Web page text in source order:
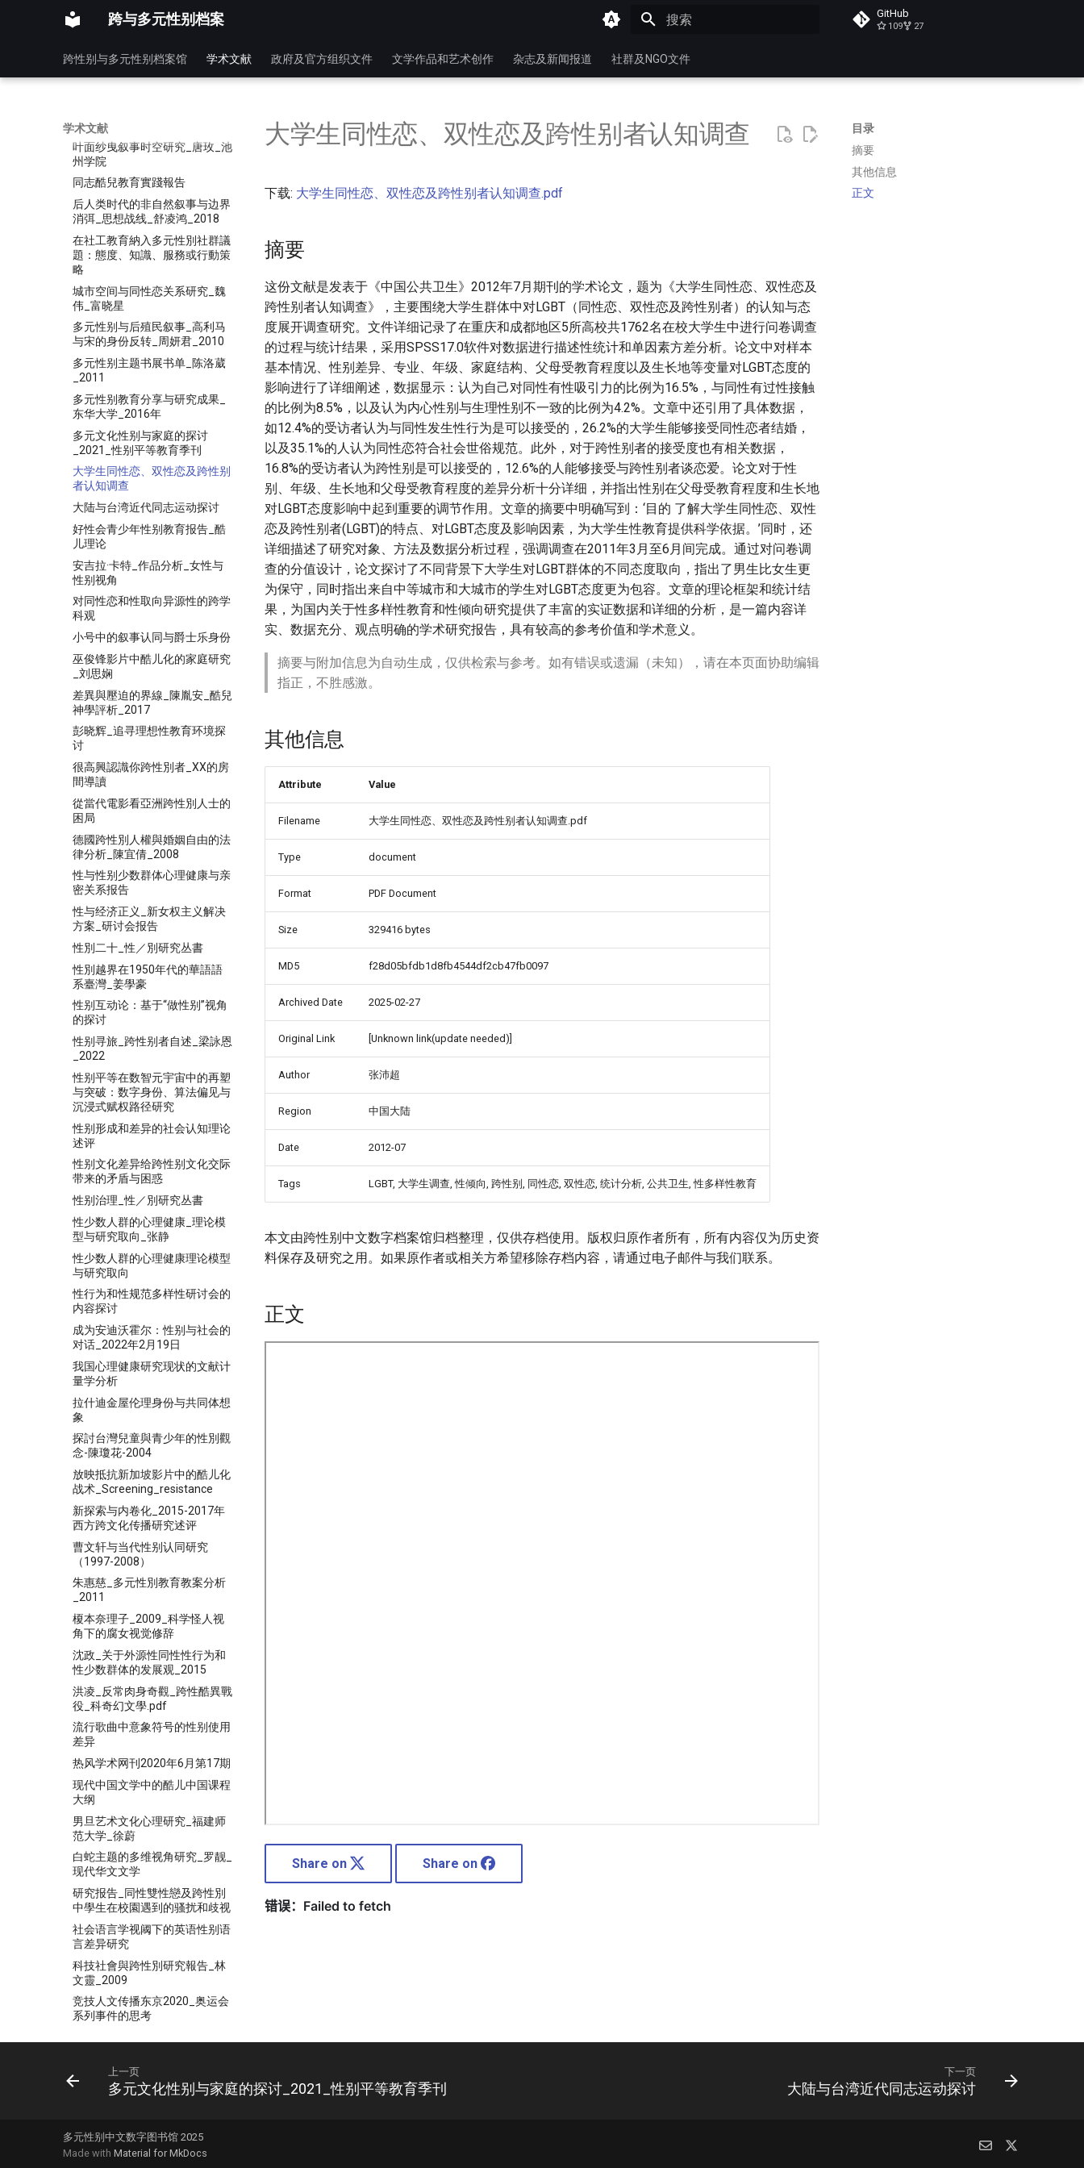
跨与多元性别档案 GitHub
109 27
跨性别与多元性别档案馆 学术文献 政府及官方组织文件 文学作品和艺术创作 杂志及新闻报道 社群及NGO文件
学术文献
厦门大学论文_西方歌剧中的东
台湾酷儿小说中跨性别与父权的
客試女褲事件
叶面纱曳叙事时空研究_唐玫_池
州学院
同志酷兒教育實踐報告
后人类时代的非自然叙事与边界
消弭_思想战线_舒凌鸿_2018
在社工教育納入多元性別社群議
題：態度、知識、服務或行動策
略
城市空间与同性恋关系研究_魏
伟_富晓星
多元性别与后殖民叙事_高利马
与宋的身份反转_周妍君_2010
多元性别主题书展书单_陈洛葳
_2011
多元性别教育分享与研究成果_
东华大学_2016年
多元文化性别与家庭的探讨
_2021_性别平等教育季刊
大学生同性恋、双性恋及跨性别
者认知调查
大陆与台湾近代同志运动探讨
好性会青少年性别教育报告_酷
儿理论
安吉拉·卡特_作品分析_女性与
性别视角
对同性恋和性取向异源性的跨学
科观
小号中的叙事认同与爵士乐身份
巫俊锋影片中酷儿化的家庭研究
_刘思娴
差異與壓迫的界線_陳胤安_酷兒
神學評析_2017
彭晓辉_追寻理想性教育环境探
讨
很高興認識你跨性別者_XX的房
間導讀
從當代電影看亞洲跨性別人士的
困局
德國跨性別人權與婚姻自由的法
律分析_陳宜倩_2008
性与性别少数群体心理健康与亲
密关系报告
性与经济正义_新女权主义解决
方案_研讨会报告
性別二十_性／別研究丛書
性別越界在1950年代的華語語
系臺灣_姜學豪
性别互动论：基于“做性别”视角
的探讨
性别寻旅_跨性别者自述_梁詠恩
_2022
性别平等在数智元宇宙中的再塑
与突破：数字身份、算法偏见与
沉浸式赋权路径研究
性别形成和差异的社会认知理论
述评
性别文化差异给跨性别文化交际
带来的矛盾与困惑
性别治理_性／別研究丛書
性少数人群的心理健康_理论模
型与研究取向_张静
性少数人群的心理健康理论模型
与研究取向
性行为和性规范多样性研讨会的
内容探讨
成为安迪沃霍尔：性别与社会的
对话_2022年2月19日
我国心理健康研究现状的文献计
量学分析
拉什迪金屋伦理身份与共同体想
象
探討台灣兒童與青少年的性別觀
念-陳瓊花-2004
放映抵抗新加坡影片中的酷儿化
战术_Screening_resistance
新探索与内卷化_2015-2017年
西方跨文化传播研究述评
曹文轩与当代性别认同研究
（1997-2008）
朱惠慈_多元性別教育教案分析
_2011
榎本奈理子_2009_科学怪人视
角下的腐女视觉修辞
沈政_关于外源性同性性行为和
性少数群体的发展观_2015
洪凌_反常肉身奇觀_跨性酷異戰
役_科奇幻文學.pdf
流行歌曲中意象符号的性别使用
差异
热风学术网刊2020年6月第17期
现代中国文学中的酷儿中国课程
大纲
男旦艺术文化心理研究_福建师
范大学_徐蔚
白蛇主题的多维视角研究_罗靓_
现代华文文学
研究报告_同性雙性戀及跨性別
中學生在校園遇到的骚扰和歧视
社会语言学视阈下的英语性别语
言差异研究
科技社會與跨性別研究報告_林
文靈_2009
竞技人文传播东京2020_奥运会
系列事件的思考
历史嬗变、当代困境及未来趋势
第五章_华语同性恋电影的美学
明末清初_讨论
纪大伟_感官世界情欲书写与酷
目录
摘要
其他信息
正文
大学生同性恋、双性恋及跨性别者认知调查
下载: 大学生同性恋、双性恋及跨性别者认知调查.pdf
摘要
这份文献是发表于《中国公共卫生》2012年7月期刊的学术论文，题为《大学生同性恋、双性恋及
跨性别者认知调查》，主要围绕大学生群体中对LGBT（同性恋、双性恋及跨性别者）的认知与态
度展开调查研究。文件详细记录了在重庆和成都地区5所高校共1762名在校大学生中进行问卷调查
的过程与统计结果，采用SPSS17.0软件对数据进行描述性统计和单因素方差分析。论文中对样本
基本情况、性别差异、专业、年级、家庭结构、父母受教育程度以及生长地等变量对LGBT态度的
影响进行了详细阐述，数据显示：认为自己对同性有性吸引力的比例为16.5%，与同性有过性接触
的比例为8.5%，以及认为内心性别与生理性别不一致的比例为4.2%。文章中还引用了具体数据，
如12.4%的受访者认为与同性发生性行为是可以接受的，26.2%的大学生能够接受同性恋者结婚，
以及35.1%的人认为同性恋符合社会世俗规范。此外，对于跨性别者的接受度也有相关数据，
16.8%的受访者认为跨性别是可以接受的，12.6%的人能够接受与跨性别者谈恋爱。论文对于性
别、年级、生长地和父母受教育程度的差异分析十分详细，并指出性别在父母受教育程度和生长地
对LGBT态度影响中起到重要的调节作用。文章的摘要中明确写到：‘目的 了解大学生同性恋、双性
恋及跨性别者(LGBT)的特点、对LGBT态度及影响因素，为大学生性教育提供科学依据。’同时，还
详细描述了研究对象、方法及数据分析过程，强调调查在2011年3月至6月间完成。通过对问卷调
查的分值设计，论文探讨了不同背景下大学生对LGBT群体的不同态度取向，指出了男生比女生更
为保守，同时指出来自中等城市和大城市的学生对LGBT态度更为包容。文章的理论框架和统计结
果，为国内关于性多样性教育和性倾向研究提供了丰富的实证数据和详细的分析，是一篇内容详
实、数据充分、观点明确的学术研究报告，具有较高的参考价值和学术意义。
摘要与附加信息为自动生成，仅供检索与参考。如有错误或遗漏（未知），请在本页面协助编辑
指正，不胜感激。
其他信息
Attribute Value
Filename 大学生同性恋、双性恋及跨性别者认知调查.pdf
Type document
Format PDF Document
Size 329416 bytes
MD5 f28d05bfdb1d8fb4544df2cb47fb0097
Archived Date 2025-02-27
Original Link [Unknown link(update needed)]
Author 张沛超
Region 中国大陆
Date 2012-07
Tags LGBT, 大学生调查, 性倾向, 跨性别, 同性恋, 双性恋, 统计分析, 公共卫生, 性多样性教育
本文由跨性别中文数字档案馆归档整理，仅供存档使用。版权归原作者所有，所有内容仅为历史资
料保存及研究之用。如果原作者或相关方希望移除存档内容，请通过电子邮件与我们联系。
正文
Share on Share on
上一页
多元文化性别与家庭的探讨_2021_性别平等教育季刊
下一页
大陆与台湾近代同志运动探讨
多元性别中文数字图书馆 2025
Made with Material for MkDocs